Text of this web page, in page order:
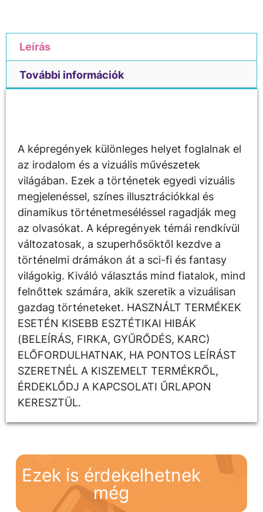
Leírás
További információk
A képregények különleges helyet foglalnak el
az irodalom és a vizuális művészetek
világában. Ezek a történetek egyedi vizuális
megjelenéssel, színes illusztrációkkal és
dinamikus történetmeséléssel ragadják meg
az olvasókat. A képregények témái rendkívül
változatosak, a szuperhősöktől kezdve a
történelmi drámákon át a sci-fi és fantasy
világokig. Kiváló választás mind fiatalok, mind
felnőttek számára, akik szeretik a vizuálisan
gazdag történeteket. HASZNÁLT TERMÉKEK
ESETÉN KISEBB ESZTÉTIKAI HIBÁK
(BELEÍRÁS, FIRKA, GYŰRŐDÉS, KARC)
ELŐFORDULHATNAK, HA PONTOS LEÍRÁST
SZERETNÉL A KISZEMELT TERMÉKRŐL,
ÉRDEKLŐDJ A KAPCSOLATI ŰRLAPON
KERESZTÜL.
Ezek is érdekelhetnek
még